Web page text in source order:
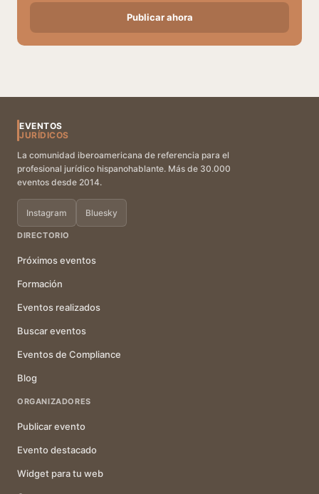
Publicar ahora
EVENTOS
JURÍDICOS
La comunidad iberoamericana de referencia para el
profesional jurídico hispanohablante. Más de 30.000
eventos desde 2014.
Instagram Bluesky
DIRECTORIO
Próximos eventos
Formación
Eventos realizados
Buscar eventos
Eventos de Compliance
Blog
ORGANIZADORES
Publicar evento
Evento destacado
Widget para tu web